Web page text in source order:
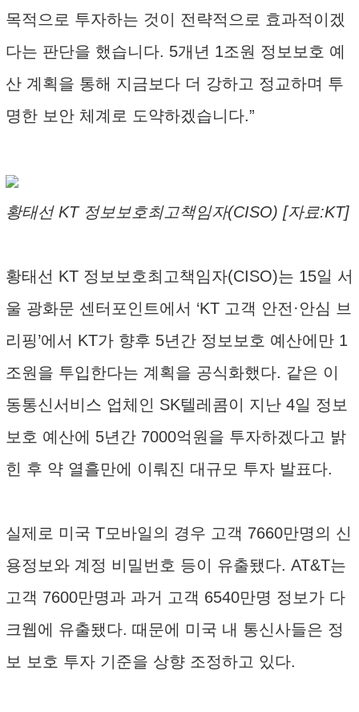
목적으로 투자하는 것이 전략적으로 효과적이겠
다는 판단을 했습니다. 5개년 1조원 정보보호 예
산 계획을 통해 지금보다 더 강하고 정교하며 투
명한 보안 체계로 도약하겠습니다.”
황태선 KT 정보보호최고책임자(CISO) [자료:KT]
황태선 KT 정보보호최고책임자(CISO)는 15일 서
울 광화문 센터포인트에서 ‘KT 고객 안전·안심 브
리핑’에서 KT가 향후 5년간 정보보호 예산에만 1
조원을 투입한다는 계획을 공식화했다. 같은 이
동통신서비스 업체인 SK텔레콤이 지난 4일 정보
보호 예산에 5년간 7000억원을 투자하겠다고 밝
힌 후 약 열흘만에 이뤄진 대규모 투자 발표다.
실제로 미국 T모바일의 경우 고객 7660만명의 신
용정보와 계정 비밀번호 등이 유출됐다. AT&T는
고객 7600만명과 과거 고객 6540만명 정보가 다
크웹에 유출됐다. 때문에 미국 내 통신사들은 정
보 보호 투자 기준을 상향 조정하고 있다.